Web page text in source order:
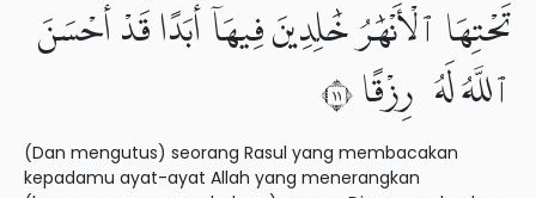
تَحْتِهَا ٱلْأَنْهَٰرُ خَٰلِدِينَ فِيهَآ أَبَدًا قَدْ أَحْسَنَ
ٱللَّهُ لَهُۥ رِزْقًا ١١
(Dan mengutus) seorang Rasul yang membacakan
kepadamu ayat-ayat Allah yang menerangkan